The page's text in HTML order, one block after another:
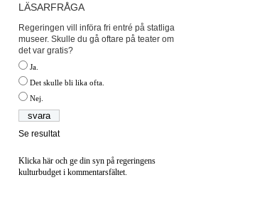
LÄSARFRÅGA
Regeringen vill införa fri entré på statliga
museer. Skulle du gå oftare på teater om
det var gratis?
Ja.
Det skulle bli lika ofta.
Nej.
Se resultat
Klicka här och ge din syn på regeringens
kulturbudget i kommentarsfältet.